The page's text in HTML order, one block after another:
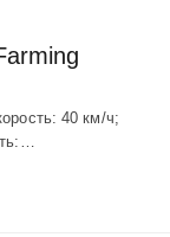
40 км/ч;